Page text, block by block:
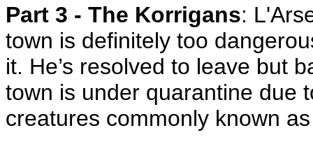
Part 3 - The Korrigans:
town is definitely too
it. He’s resolved to leave but
town is under quarantine due
creatures commonly known